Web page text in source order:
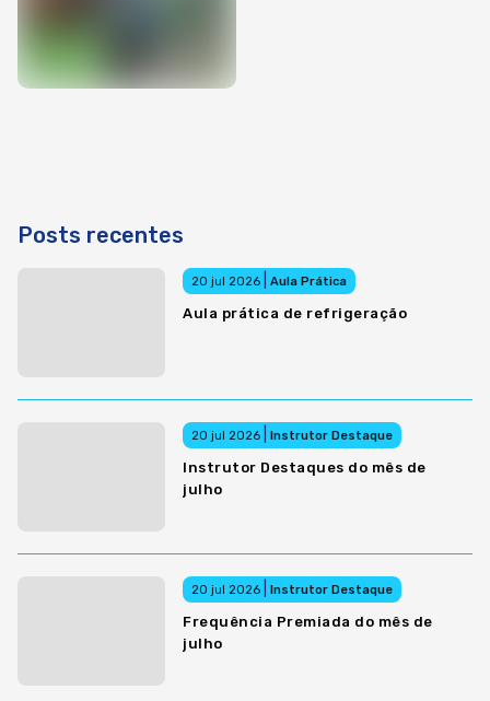
Posts recentes
20 jul 2026 Aula Prática
Aula prática de refrigeração
20 jul 2026 Instrutor Destaque
Instrutor Destaques do mês de
julho
20 jul 2026 Instrutor Destaque
Frequência Premiada do mês de
julho